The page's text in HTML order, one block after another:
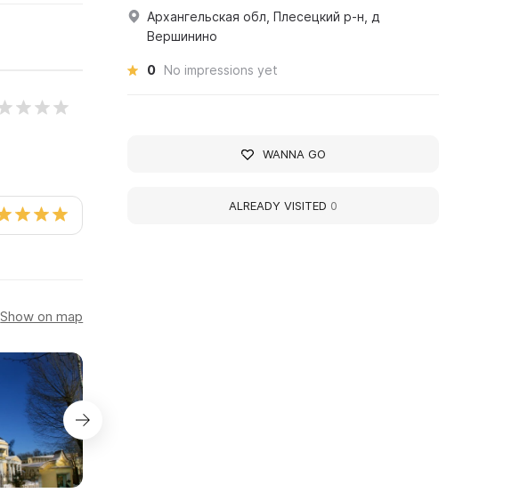
Show on map
Архангельская обл, Плесецкий р-н, д
Вершинино
0 No impressions yet
WANNA GO
ALREADY VISITED 0